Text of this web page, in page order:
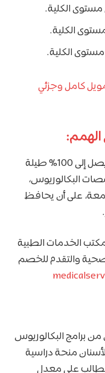
الإمارات 2026 | تمويل كامل وجزئي
يستحق الطلبة من ذوي الهمم خصمًا يصل إلى 100% طيلة
البكالوريوس،
على أن يحافظ
الخدمات الطبية
والتقدم للخصم
برامج البكالوريوس
منحة دراسية
الطالب على معدل